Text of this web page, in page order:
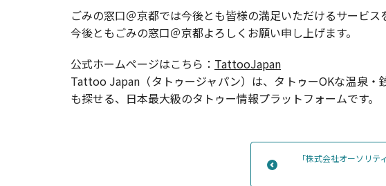
ごみの窓口＠京都では今後とも皆様の満足いただけるサービス
今後ともごみの窓口＠京都よろしくお願い申し上げます。
公式ホームページはこちら： TattooJapan
Tattoo Japan（タトゥージャパン）は、タトゥーOKな温泉
も探せる、日本最大級のタトゥー情報プラットフォームです。
「株式会社オーソリテ